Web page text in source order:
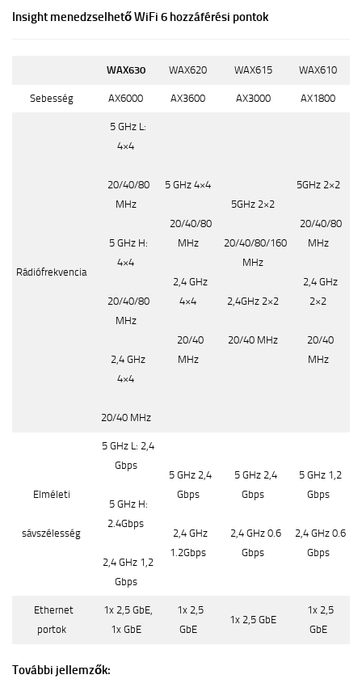
Insight menedzselhető WiFi 6 hozzáférési pontok
WAX630 WAX620 WAX615 WAX610
Sebesség AX6000 AX3600 AX3000 AX1800
Rádiófrekvencia
5 GHz L:
4×4
20/40/80
MHz
5 GHz H:
4×4
20/40/80
MHz
2,4 GHz
4×4
20/40 MHz
5 GHz 4×4
20/40/80
MHz
2,4 GHz
4×4
20/40
MHz
5GHz 2×2
20/40/80/160
MHz
2,4GHz 2×2
20/40 MHz
5GHz 2×2
20/40/80
MHz
2,4 GHz
2×2
20/40
MHz
Elméleti
sávszélesség
5 GHz L: 2,4
Gbps
5 GHz H:
2.4Gbps
2,4 GHz 1,2
Gbps
5 GHz 2,4
Gbps
2,4 GHz
1.2Gbps
5 GHz 2,4
Gbps
2,4 GHz 0.6
Gbps
5 GHz 1,2
Gbps
2,4 GHz 0.6
Gbps
Ethernet
portok
1x 2,5 GbE,
1x GbE
1x 2,5
GbE
1x 2,5 GbE
1x 2,5
GbE
További jellemzők: